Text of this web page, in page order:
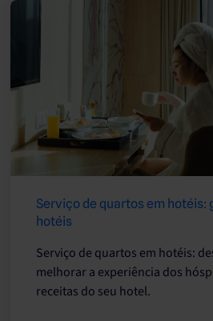
Serviço de quartos em hotéis:
hotéis
Serviço de quartos em hotéis:
melhorar a experiência dos
receitas do seu hotel.